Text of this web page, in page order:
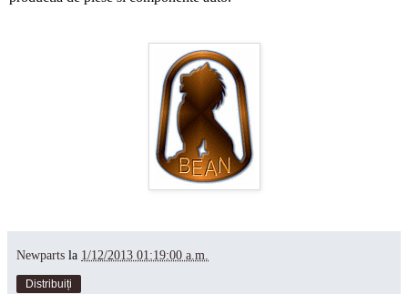
Newparts la 1/12/2013 01:19:00 a.m.
Distribuiți